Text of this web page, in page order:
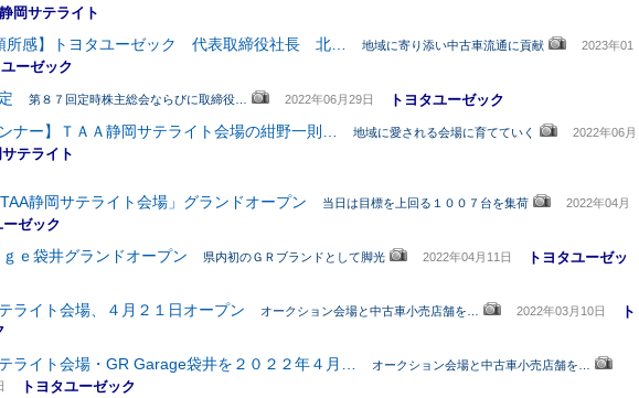
岡サテライト
所感】トヨタユーゼック 代表取締役社長 北… 地域に寄り添い中古車流通に貢献 2023年01
ユーゼック
第８７回定時株主総会ならびに取締役… 2022年06月29日 トヨタユーゼック
ナー】ＴＡＡ静岡サテライト会場の紺野一則… 地域に愛される会場に育てていく 2022年06月
テライト
静岡サテライト会場」グランドオープン 当日は目標を上回る１００７台を集荷 2022年04月
ーゼック
ｅ袋井グランドオープン 県内初のＧＲブランドとして脚光 2022年04月11日 トヨタユーゼッ
ライト会場、４月２１日オープン オークション会場と中古車小売店舗を… 2022年03月10日 ト
ライト会場・GR Garage袋井を２０２２年４月…
オークション会場と中古車小売店舗を…
トヨタユーゼック